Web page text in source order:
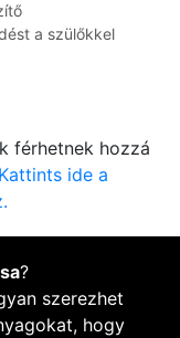
a szülőkkel
férhetnek hozzá
Kattints ide a
?
szerezhet
hogy